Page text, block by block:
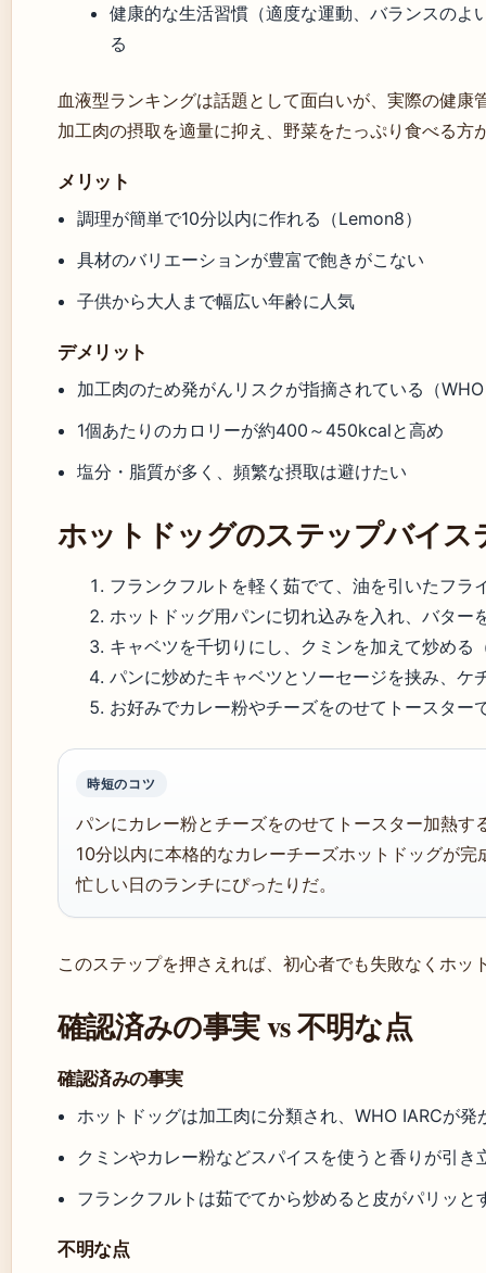
健康的な生活習慣（適度な運動、バランスの
る
血液型ランキングは話題として面白いが、実際の健康
加工肉の摂取を適量に抑え、野菜をたっぷり食べる方
メリット
調理が簡単で10分以内に作れる（Lemon8）
具材のバリエーションが豊富で飽きがこない
子供から大人まで幅広い年齢に人気
デメリット
加工肉のため発がんリスクが指摘されている（
1個あたりのカロリーが約400～450kcalと高め
塩分・脂質が多く、頻繁な摂取は避けたい
ホットドッグのステップバイス
フランクフルトを軽く茹でて、油を引いたフ
ホットドッグ用パンに切れ込みを入れ、バタ
キャベツを千切りにし、クミンを加えて炒める
パンに炒めたキャベツとソーセージを挟み、ケ
お好みでカレー粉やチーズをのせてトースタ
時短のコツ
パンにカレー粉とチーズをのせてトースター加熱す
10分以内に本格的なカレーチーズホットドッグが
忙しい日のランチにぴったりだ。
このステップを押さえれば、初心者でも失敗なくホッ
確認済みの事実 vs 不明な点
確認済みの事実
ホットドッグは加工肉に分類され、WHO IARCが
クミンやカレー粉などスパイスを使うと香りが引き
フランクフルトは茹でてから炒めると皮がパリッと
不明な点